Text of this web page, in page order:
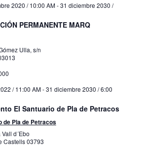
2020 / 10:00 AM-31 diciembre 2030 /
PERMANENTE MARQ
Ulla, s/n
/ 11:00 AM-31 diciembre 2030 / 6:00
El Santuario de Pla de Petracos
de Pla de Petracos
d´Ebo
Castells03793